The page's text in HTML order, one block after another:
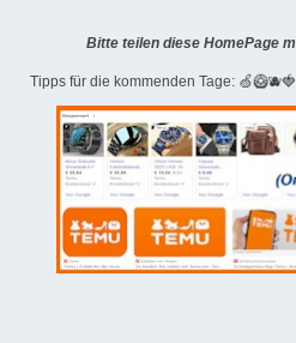
Bitte teilen diese HomePage
Tipps für die kommenden Tage: